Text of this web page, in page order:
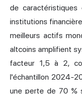
de
institutions
meilleurs actifs
altcoins amplifient
facteur 1,5 à 2,
l'échantillon 2024-
une perte de 70 %